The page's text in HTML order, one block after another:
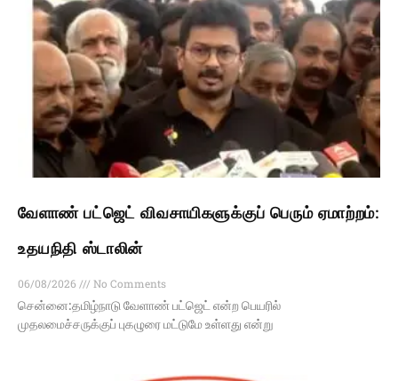
வேளாண் பட்ஜெட் விவசாயிகளுக்குப் பெரும் ஏமாற்றம்:
உதயநிதி ஸ்டாலின்
06/08/2026
No Comments
சென்னை:தமிழ்நாடு வேளாண் பட்ஜெட் என்ற பெயரில்
முதலமைச்சருக்குப் புகழுரை மட்டுமே உள்ளது என்று